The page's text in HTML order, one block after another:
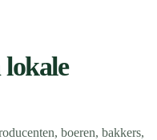
boeren, bakkers,